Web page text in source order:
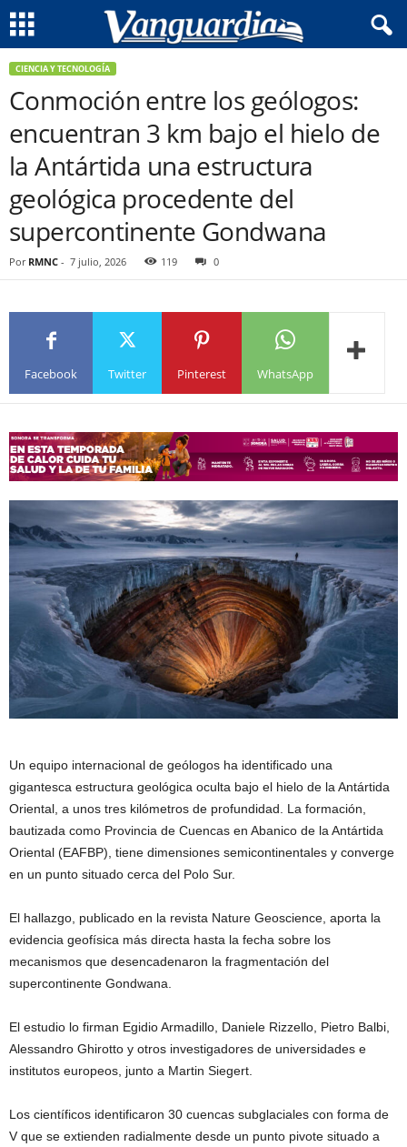
CIENCIA Y TECNOLOGÍA
Conmoción entre los geólogos:
encuentran 3 km bajo el hielo de
la Antártida una estructura
geológica procedente del
supercontinente Gondwana
Por RMNC - 7 julio, 2026 119 0
Facebook Twitter Pinterest WhatsApp
Un equipo internacional de geólogos ha identificado una
gigantesca estructura geológica oculta bajo el hielo de la Antártida
Oriental, a unos tres kilómetros de profundidad. La formación,
bautizada como Provincia de Cuencas en Abanico de la Antártida
Oriental (EAFBP), tiene dimensiones semicontinentales y converge
en un punto situado cerca del Polo Sur.
El hallazgo, publicado en la revista Nature Geoscience, aporta la
evidencia geofísica más directa hasta la fecha sobre los
mecanismos que desencadenaron la fragmentación del
supercontinente Gondwana.
El estudio lo firman Egidio Armadillo, Daniele Rizzello, Pietro Balbi,
Alessandro Ghirotto y otros investigadores de universidades e
institutos europeos, junto a Martin Siegert.
Los científicos identificaron 30 cuencas subglaciales con forma de
V que se extienden radialmente desde un punto pivote situado a